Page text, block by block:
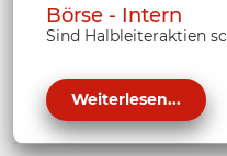
Börse - Intern
Sind Halbleiteraktien
Weiterlesen...